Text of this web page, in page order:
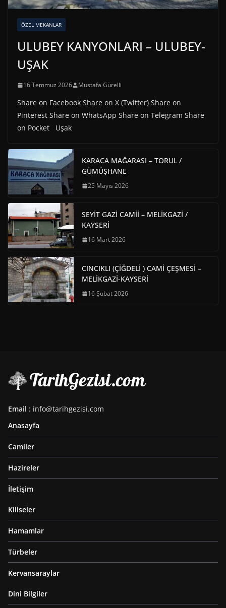
ÖZEL MEKANLAR
ULUBEY KANYONLARI – ULUBEY-
UŞAK
16 Temmuz 2026 Mustafa Gürelli
Share on Facebook Share on X (Twitter) Share on
Pinterest Share on WhatsApp Share on Telegram Share
on Pocket Uşak
KARACA MAĞARASI – TORUL /
GÜMÜŞHANE
25 Mayıs 2026
SEYİT GAZİ CAMİİ – MELİKGAZİ /
KAYSERİ
16 Mart 2026
CINCIKLI (ÇİĞDELİ ) CAMİ ÇEŞMESİ –
MELİKGAZİ-KAYSERİ
16 Şubat 2026
Email : info@tarihgezisi.com
Anasayfa
Camiler
Hazireler
İletişim
Kiliseler
Hamamlar
Türbeler
Kervansaraylar
Dini Bilgiler